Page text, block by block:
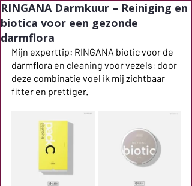
RINGANA Darmkuur – Reiniging en
biotica voor een gezonde
darmflora
Mijn experttip: RINGANA biotic voor de
darmflora en cleaning voor vezels: door
deze combinatie voel ik mij zichtbaar
fitter en prettiger.